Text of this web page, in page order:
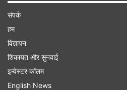
संपर्क
हम
विज्ञापन
शिकायत और सुनवाई
इन्वेस्टर कॉलम
English News